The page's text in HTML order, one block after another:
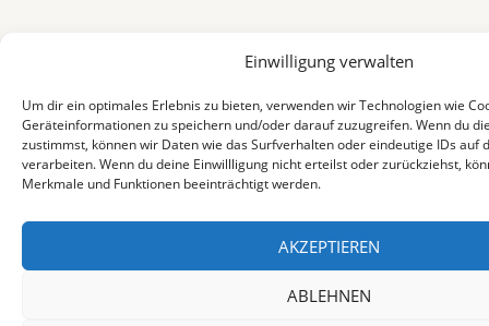
Einwilligung verwalten
Um dir ein optimales Erlebnis zu bieten, verwenden wir Technologien wie
Geräteinformationen zu speichern und/oder darauf zuzugreifen. Wenn du
zustimmst, können wir Daten wie das Surfverhalten oder eindeutige IDs auf
verarbeiten. Wenn du deine Einwillligung nicht erteilst oder zurückziehst,
Merkmale und Funktionen beeinträchtigt werden.
AKZEPTIEREN
ABLEHNEN